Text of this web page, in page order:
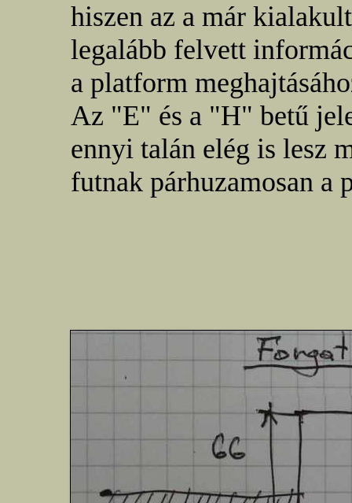
hiszen az a már
legalább felvett
a platform
Az "E" és a "H" betű
ennyi talán elég is lesz
futnak párhuzamosan a